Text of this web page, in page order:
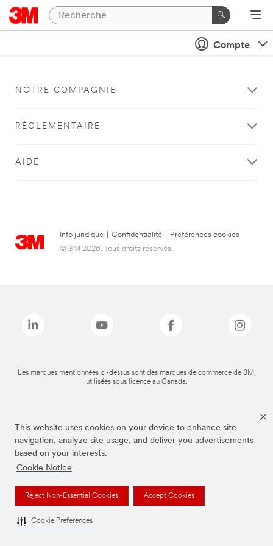
This website uses cookies on your device to enhance site
navigation, analyze site usage, and deliver you advertisements
based on your interests.
Cookie Notice
Reject Non-Essential Cookies Accept Cookies
Cookie Preferences
Compte
NOTRE COMPAGNIE
RÈGLEMENTAIRE
AIDE
Info juridique Confidentialité
Préférences cookies
© 3M 2026. Tous droits réservés.
Les marques mentionnées ci-dessus sont des marques de commerce de 3M,
utilisées sous licence au Canada.